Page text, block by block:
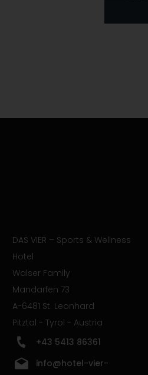
DAS VIER – Sports & Wellness
Hotel
Walser Family
Mandarfen 73
A-6481 St. Leonhard
Pitztal - Tyrol - Austria
+43 5413 86361
info@hotel-vier-